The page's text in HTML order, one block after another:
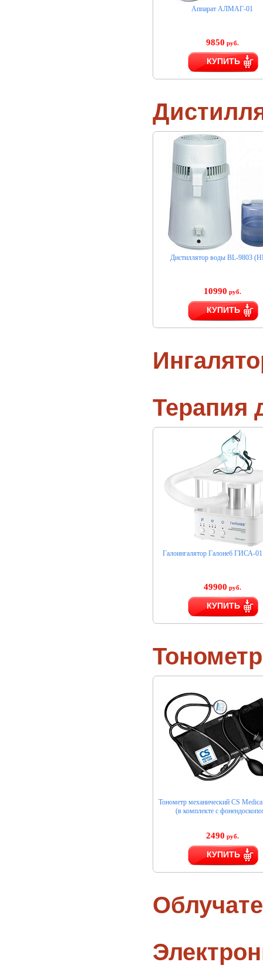
Аппарат АЛМАГ-01
9850 руб.
КУПИТЬ
Дистиллятор воды BL-9803
10990 руб.
КУПИТЬ
Терапия
Галоингалятор Галонеб ГИСА-
49900 руб.
КУПИТЬ
Тонометр механический CS
(в комплекте с
2490 руб.
КУПИТЬ